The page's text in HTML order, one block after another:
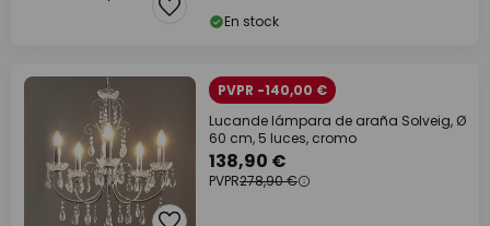
En stock
PVPR -140,00 €
Lucande lámpara de araña Solveig, Ø
60 cm, 5 luces, cromo
138,90 €
PVPR278,90 €